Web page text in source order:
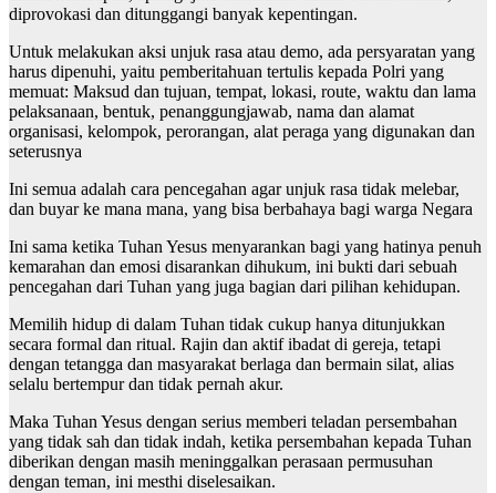
diprovokasi dan ditunggangi banyak kepentingan.
Untuk melakukan aksi unjuk rasa atau demo, ada persyaratan yang
harus dipenuhi, yaitu pemberitahuan tertulis kepada Polri yang
memuat: Maksud dan tujuan, tempat, lokasi, route, waktu dan lama
pelaksanaan, bentuk, penanggungjawab, nama dan alamat
organisasi, kelompok, perorangan, alat peraga yang digunakan dan
seterusnya
Ini semua adalah cara pencegahan agar unjuk rasa tidak melebar,
dan buyar ke mana mana, yang bisa berbahaya bagi warga Negara
Ini sama ketika Tuhan Yesus menyarankan bagi yang hatinya penuh
kemarahan dan emosi disarankan dihukum, ini bukti dari sebuah
pencegahan dari Tuhan yang juga bagian dari pilihan kehidupan.
Memilih hidup di dalam Tuhan tidak cukup hanya ditunjukkan
secara formal dan ritual. Rajin dan aktif ibadat di gereja, tetapi
dengan tetangga dan masyarakat berlaga dan bermain silat, alias
selalu bertempur dan tidak pernah akur.
Maka Tuhan Yesus dengan serius memberi teladan persembahan
yang tidak sah dan tidak indah, ketika persembahan kepada Tuhan
diberikan dengan masih meninggalkan perasaan permusuhan
dengan teman, ini mesthi diselesaikan.